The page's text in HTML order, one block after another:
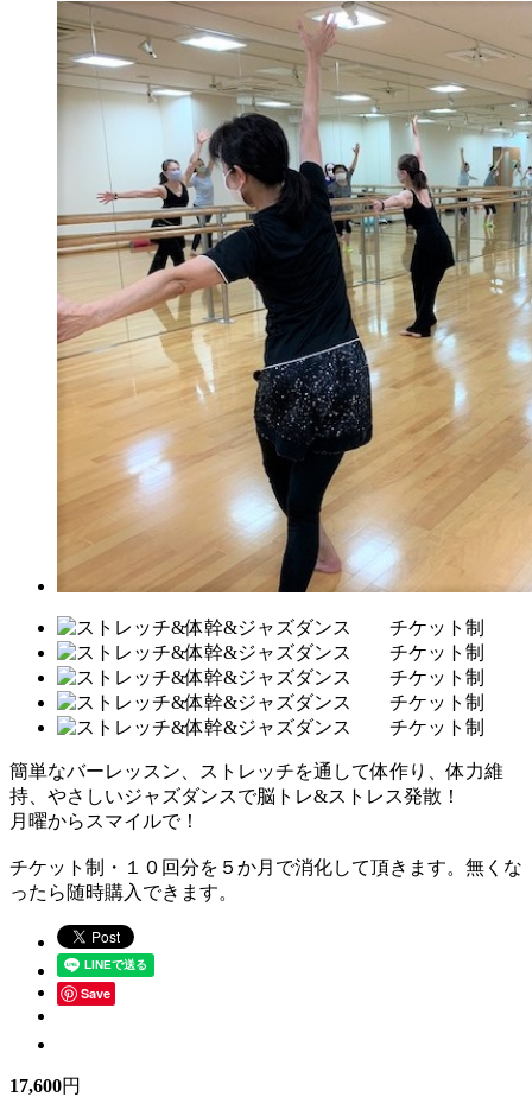
簡単なバーレッスン、ストレッチを通して体作り、体力維
持、やさしいジャズダンスで脳トレ&ストレス発散！
月曜からスマイルで！
チケット制・１０回分を５か月で消化して頂きます。無くな
ったら随時購入できます。
Save
17,600円